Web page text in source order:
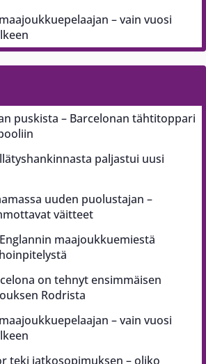
– vain vuosi
puskista – Barcelonan tähtitoppari
paljastui uusi
uuden puolustajan –
väitteet
maajoukkuemiestä
on tehnyt ensimmäisen
Rodrista
– vain vuosi
teki jatkosopimuksen – oliko